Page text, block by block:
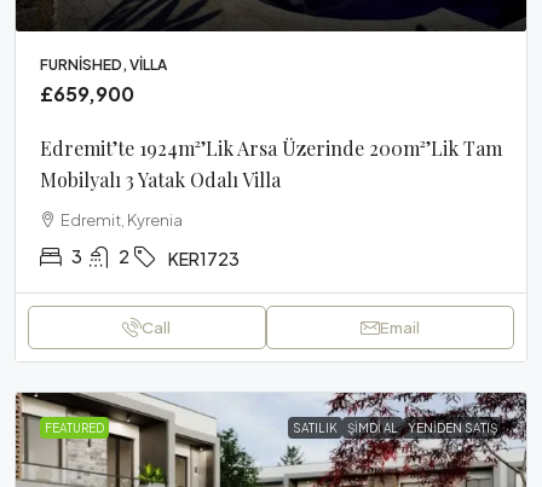
FURNISHED, VILLA
£659,900
Edremit’te 1924m²’lik Arsa Üzerinde 200m²’lik Tam
Mobilyalı 3 Yatak Odalı Villa
Edremit, Kyrenia
3 2 KER1723
Call Email
FEATURED SATILIK ŞIMDI AL YENIDEN SATIŞ